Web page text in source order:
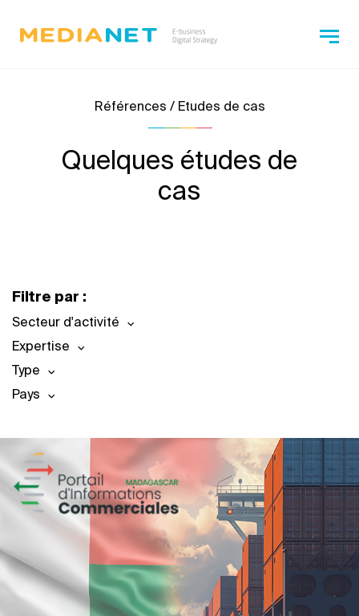
Références / Etudes de cas
Quelques études de
cas
Filtre par :
Secteur d'activité
Expertise
Type
Pays